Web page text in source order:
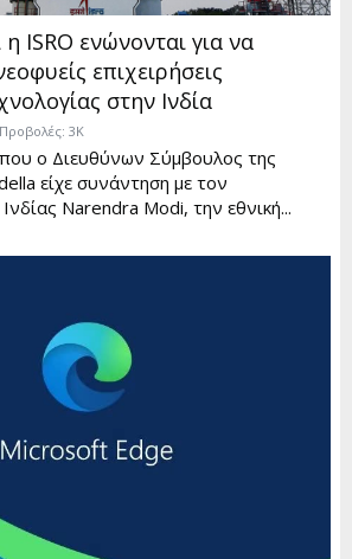
ISRO ενώνονται για να
επιχειρήσεις
στην Ινδία
Προβολές: 3K
ο Διευθύνων Σύμβουλος της
είχε συνάντηση με τον
Narendra Modi, την εθνική...